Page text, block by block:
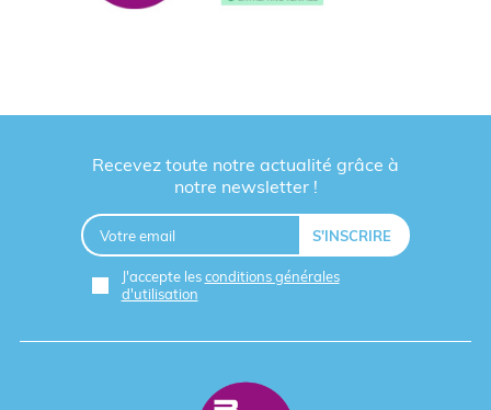
Recevez toute notre actualité grâce à
notre newsletter !
J'accepte lesconditions générales
d'utilisation